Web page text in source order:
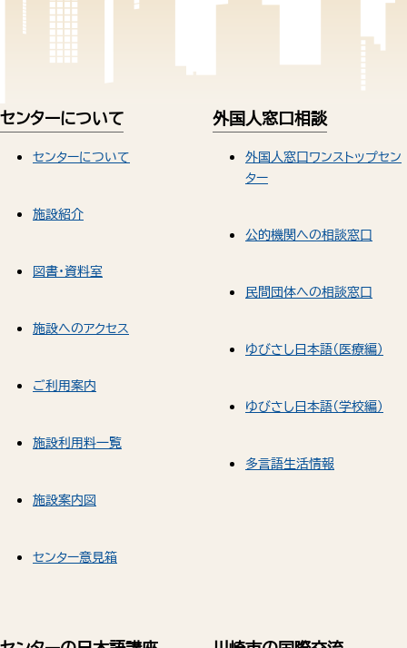
センターについて
センターについて
施設紹介
図書・資料室
施設へのアクセス
ご利用案内
施設利用料一覧
施設案内図
センター意見箱
外国人窓口相談
外国人窓口ワンストップセン
ター
公的機関への相談窓口
民間団体への相談窓口
ゆびさし日本語（医療編）
ゆびさし日本語（学校編）
多言語生活情報